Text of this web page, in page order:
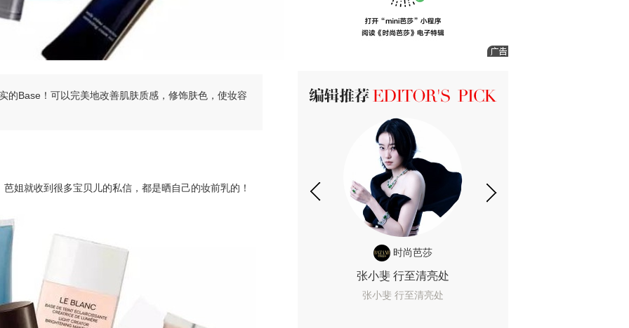
的Base！可以完美地改善肌肤质感，修饰肤色，使妆容
姐就收到很多宝贝儿的私信，都是晒自己的妆前乳的！
时尚芭莎
张小斐 行至清亮处
张小斐 行至清亮处